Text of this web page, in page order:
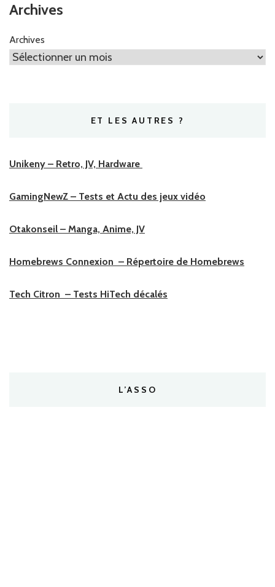
Archives
Archives
ET LES AUTRES ?
Unikeny – Retro, JV, Hardware
GamingNewZ – Tests et Actu des jeux vidéo
Otakonseil – Manga, Anime, JV
Homebrews Connexion – Répertoire de Homebrews
Tech Citron – Tests HiTech décalés
L’ASSO